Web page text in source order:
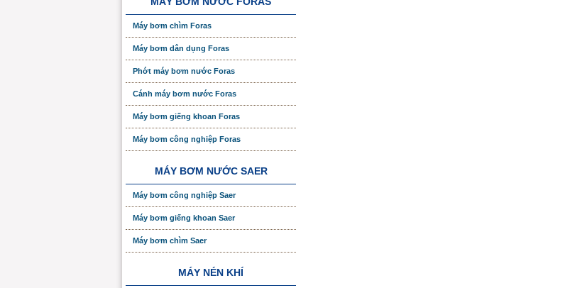
Máy bơm chìm Foras
Máy bơm dân dụng Foras
Phớt máy bơm nước Foras
Cánh máy bơm nước Foras
Máy bơm giếng khoan Foras
Máy bơm công nghiệp Foras
MÁY BƠM NƯỚC SAER
Máy bơm công nghiệp Saer
Máy bơm giếng khoan Saer
Máy bơm chìm Saer
MÁY NÉN KHÍ